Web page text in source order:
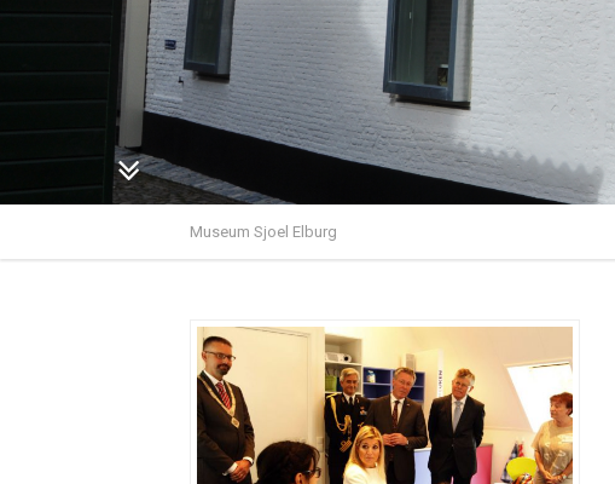
Museum Sjoel Elburg